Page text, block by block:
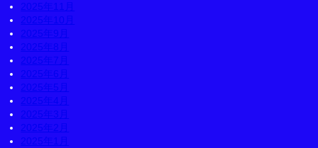
2025年11月
2025年10月
2025年9月
2025年8月
2025年7月
2025年6月
2025年5月
2025年4月
2025年3月
2025年2月
2025年1月